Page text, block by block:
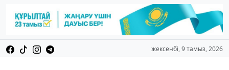
жексенбі, 9 тамыз, 2026